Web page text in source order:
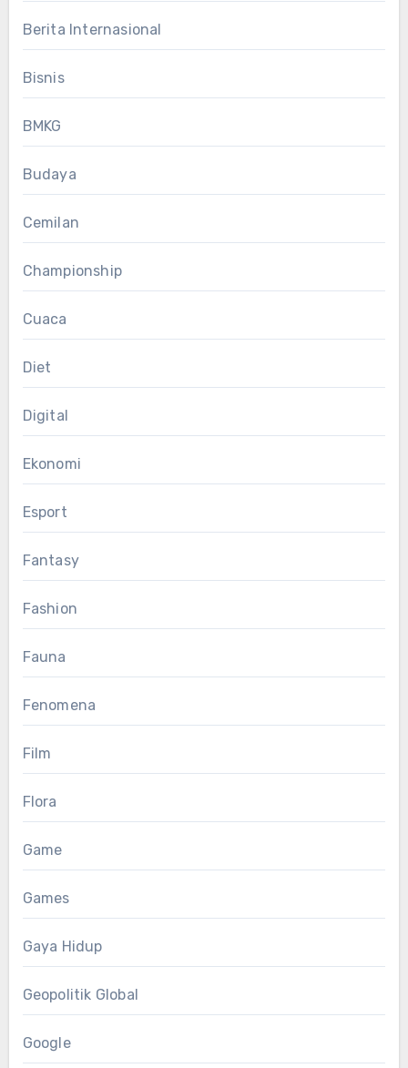
Berita Internasional
Bisnis
BMKG
Budaya
Cemilan
Championship
Cuaca
Diet
Digital
Ekonomi
Esport
Fantasy
Fashion
Fauna
Fenomena
Film
Flora
Game
Games
Gaya Hidup
Geopolitik Global
Google